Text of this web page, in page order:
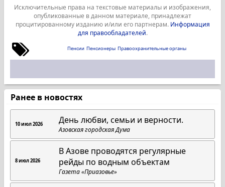
Исключительные права на текстовые материалы и изображения,
опубликованные в данном материале, принадлежат
процитированному изданию и/или его партнерам. Информация
для правообладателей.
Пенсии Пенсионеры Правоохранительные органы
Ранее в новостях
10 июл 2026 День любви, семьи и верности.
Азовская городская Дума
8 июл 2026
В Азове проводятся регулярные
рейды по водным объектам
Газета «Приазовье»